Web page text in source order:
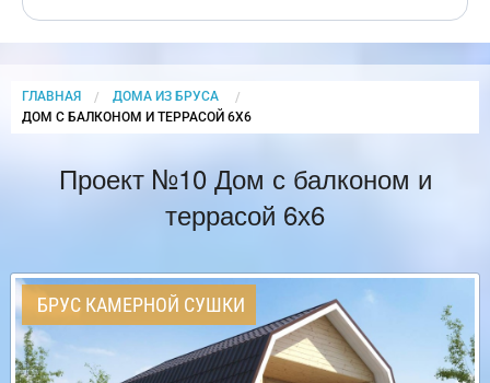
ГЛАВНАЯ
ДОМА ИЗ БРУСА
CURRENT:
ДОМ С БАЛКОНОМ И ТЕРРАСОЙ 6Х6
Проект №10 Дом с балконом и
террасой 6х6
БРУС КАМЕРНОЙ СУШКИ